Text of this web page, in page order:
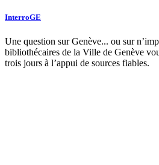
InterroGE
Une question sur Genève... ou sur
bibliothécaires de la Ville de Genève
trois jours à l’appui de sources fiables.